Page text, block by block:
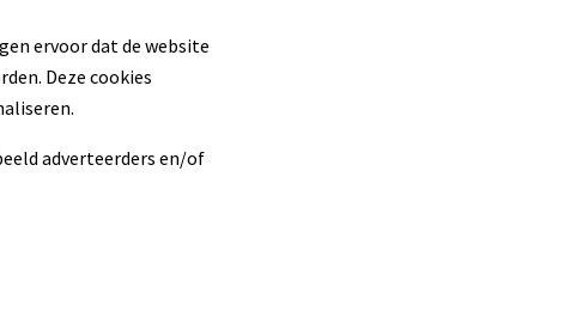
ervoor dat de website
Deze cookies
adverteerders en/of